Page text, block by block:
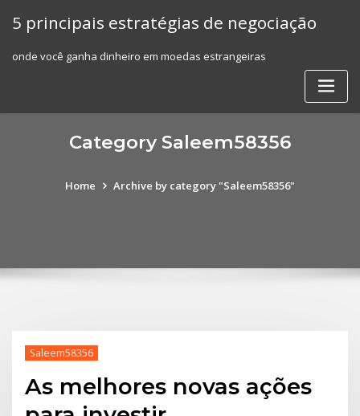
5 principais estratégias de negociação
onde você ganha dinheiro em moedas estrangeiras
Category Saleem58356
Home Archive by category "Saleem58356"
Saleem58356
As melhores novas ações